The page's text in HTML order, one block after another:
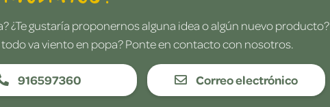
¿Te gustaría proponernos alguna idea o algún nuevo producto?
va viento en popa? Ponte en contacto con nosotros.
916597360 Correo electrónico